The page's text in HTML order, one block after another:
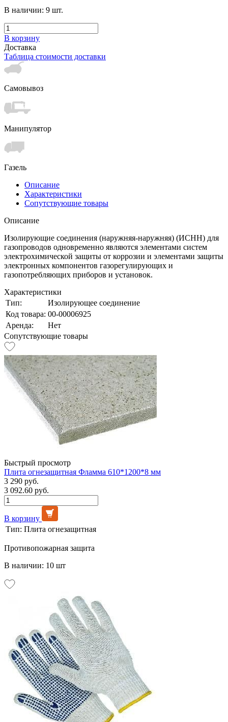
В наличии: 9 шт.
В корзину
Доставка
Таблица стоимости доставки
Самовывоз
Манипулятор
Газель
Описание
Характеристики
Сопутствующие товары
Описание
Изолирующие соединения (наружняя-наружняя) (ИСНН) для
газопроводов одновременно являются элементами систем
электрохимической защиты от коррозии и элементами защиты
электронных компонентов газорегулирующих и
газопотребляющих приборов и установок.
Характеристики
Тип:
Изолирующее соединение
Код товара: 00-00006925
Аренда:
Нет
Сопутствующие товары
Быстрый просмотр
Плита огнезащитная Фламма 610*1200*8 мм
3 290 руб.
3 092.60 руб.
В корзину
Тип: Плита огнезащитная
Противопожарная защита
В наличии: 10 шт